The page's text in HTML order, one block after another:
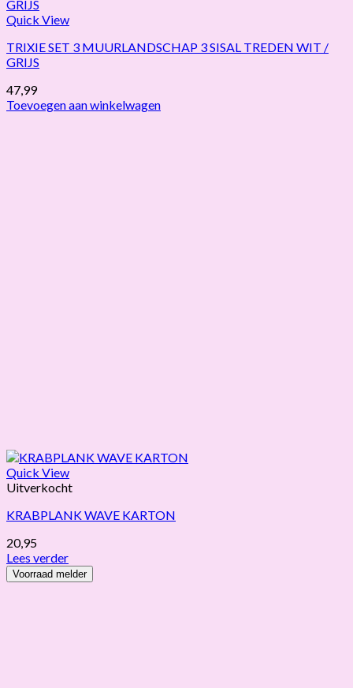
Quick View
TRIXIE SET 3 MUURLANDSCHAP 3 SISAL TREDEN WIT /
GRIJS
47,99
Toevoegen aan winkelwagen
Quick View
Uitverkocht
KRABPLANK WAVE KARTON
20,95
Lees verder
Voorraad melder